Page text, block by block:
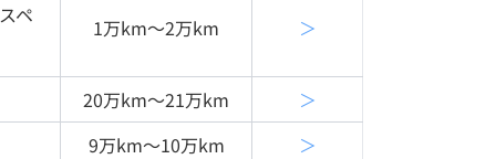
ペ 1万km〜2万km ＞
20万km〜21万km
＞
9万km〜10万km
＞